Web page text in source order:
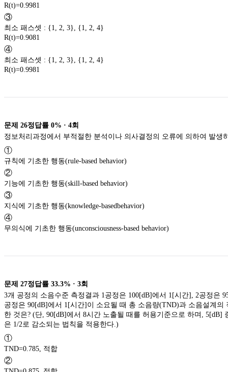
R(t)=0.9981
③
최소 패스셋 : {1, 2, 3}, {1, 2, 4}
R(t)=0.9081
④
최소 패스셋 : {1, 2, 3}, {1, 2, 4}
R(t)=0.9981
문제 26정답률 0% · 4회
정보처리과정에서 부적절한 분석이나 의사결정의 오류에 의하여 발생
①
규칙에 기초한 행동(rule-based behavior)
②
기능에 기초한 행동(skill-based behavior)
③
지식에 기초한 행동(knowledge-basedbehavior)
④
무의식에 기초한 행동(unconsciousness-based behavior)
문제 27정답률 33.3% · 3회
3개 공정의 소음수준 측정결과 1공정은 100[dB]에서 1[시간], 2공정은
공정은 90[dB]에서 1[시간]이 소요될 때 총 소음량(TND)과 소음설계의
한 것은? (단, 90[dB]에서 8시간 노출될 때를 허용기준으로 하며, 5[dB]
은 1/2로 감소되는 법칙을 적용한다.)
①
TND=0.785, 적합
②